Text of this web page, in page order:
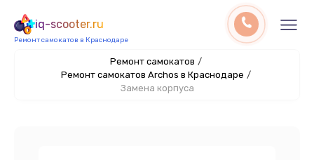
iq-scooter.ru
Ремонт самокатов в Краснодаре
Ремонт самокатов /
Ремонт самокатов Archos в Краснодаре /
Замена корпуса